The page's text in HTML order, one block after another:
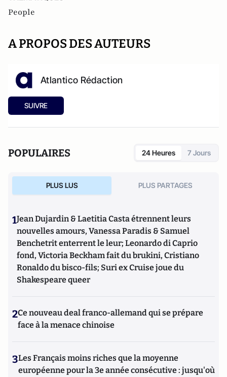
People
A PROPOS DES AUTEURS
Atlantico Rédaction
SUIVRE
POPULAIRES 24 Heures 7 Jours
PLUS LUS PLUS PARTAGES
1Jean Dujardin & Laetitia Casta étrennent leurs
nouvelles amours, Vanessa Paradis & Samuel
Benchetrit enterrent le leur; Leonardo di Caprio
fond, Victoria Beckham fait du brukini, Cristiano
Ronaldo du bisco-fils; Suri ex Cruise joue du
Shakespeare queer
2Ce nouveau deal franco-allemand qui se prépare
face à la menace chinoise
3Les Français moins riches que la moyenne
européenne pour la 3e année consécutive : jusqu'où